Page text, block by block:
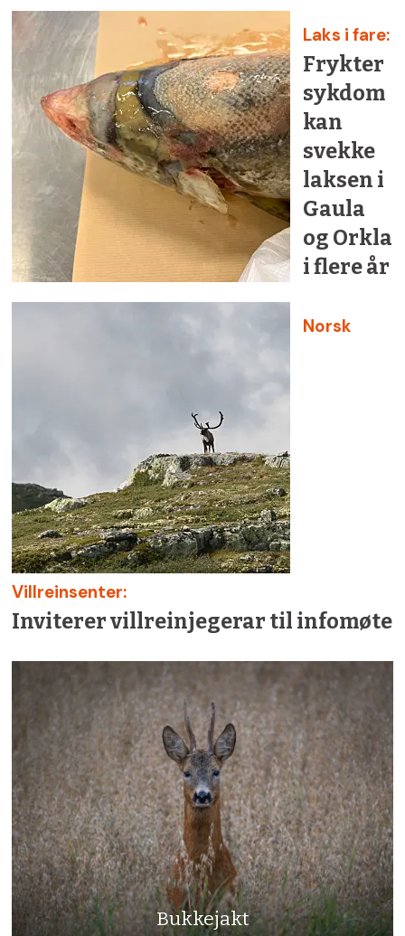
Laks i fare:
Frykter
sykdom
kan
svekke
laksen i
Gaula
og Orkla
i flere år
Norsk
Villreinsenter:
Inviterer villreinjegerar til infomøte
Bukkejakt